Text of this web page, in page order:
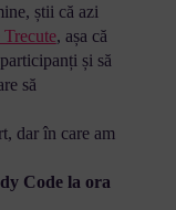
știi că azi
, așa că
și să
să
dar în care am
Code la ora